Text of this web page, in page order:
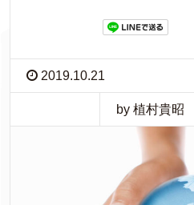
2019.10.21
by 植村貴昭